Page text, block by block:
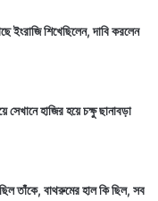
আসে চিন থেকে। ফলে
নিয়ে প্রশ্ন রয়েছে এই
অবস্থায় নেই। —
ইংরাজি শিখেছিলেন, দাবি করলেন
হাজির হয়ে চক্ষু ছানাবড়া
তাঁকে, বাথরুমের হাল কি ছিল, সব